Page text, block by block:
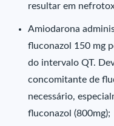
resultar em
Amiodarona
fluconazol 150 mg
do intervalo QT.
concomitante de
necessário,
fluconazol (800mg);